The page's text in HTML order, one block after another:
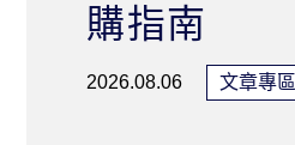
購指南
2026.08.06 文章專區